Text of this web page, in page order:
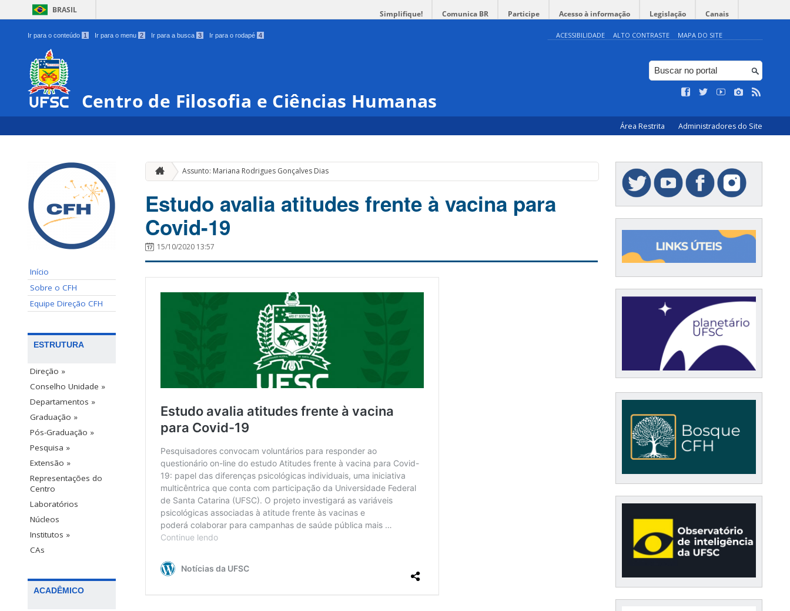
BRASIL Simplifique! Comunica BR Participe Acesso à informação Legislação Canais
Ir para o conteúdo 1 Ir para o menu 2 Ir para a busca 3 Ir para o rodapé 4 ACESSIBILIDADE ALTO CONTRASTE MAPA DO SITE
Centro de Filosofia e Ciências Humanas
Área Restrita Administradores do Site
Início
Sobre o CFH
Equipe Direção CFH
ESTRUTURA
Direção »
Conselho Unidade »
Departamentos »
Graduação »
Pós-Graduação »
Pesquisa »
Extensão »
Representações do
Centro
Laboratórios
Núcleos
Institutos »
CAs
ACADÊMICO
Assunto: Mariana Rodrigues Gonçalves Dias
Estudo avalia atitudes frente à vacina para
Covid-19
15/10/2020 13:57